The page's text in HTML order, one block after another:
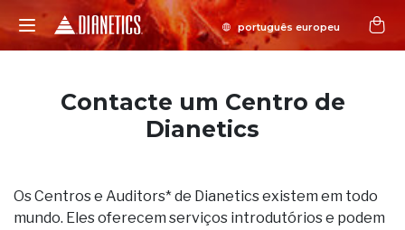
Contacte um Centro de
Dianetics
Os Centros e Auditors* de Dianetics existem em todo
mundo. Eles oferecem serviços introdutórios e podem